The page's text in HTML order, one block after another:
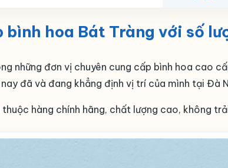
hoa Bát Tràng với số
những đơn vị chuyên cung cấp bình hoa cao
đã và đang khẳng định vị trí của mình tại Đà
hàng chính hãng, chất lượng cao, không